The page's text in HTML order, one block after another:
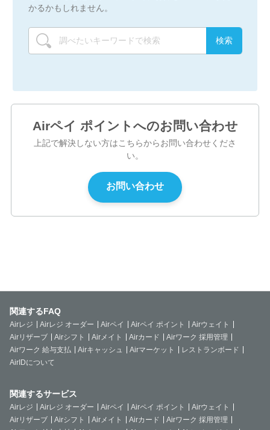
かるかもしれません。
Airペイ ポイントへのお問い合わせ
上記で解決しない方はこちらからお問い合わせくださ
い。
関連するFAQ
Airレジ Airレジ オーダー Airペイ Airペイ ポイント
Airウェイト
Airリザーブ
Airシフト Airメイト Airカード
Airワーク 採用管理
Airワーク 給与支払
Airキャッシュ Airマーケット
レストランボード
AirIDについて
関連するサービス
Airレジ Airレジ オーダー Airペイ Airペイ ポイント
Airウェイト
Airリザーブ
Airシフト Airメイト Airカード
Airワーク 採用管理